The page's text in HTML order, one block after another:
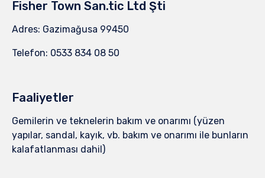
Fisher Town San.tic Ltd Şti
Adres: Gazimağusa 99450
Telefon: 0533 834 08 50
Faaliyetler
Gemilerin ve teknelerin bakım ve onarımı (yüzen
yapılar, sandal, kayık, vb. bakım ve onarımı ile bunların
kalafatlanması dahil)